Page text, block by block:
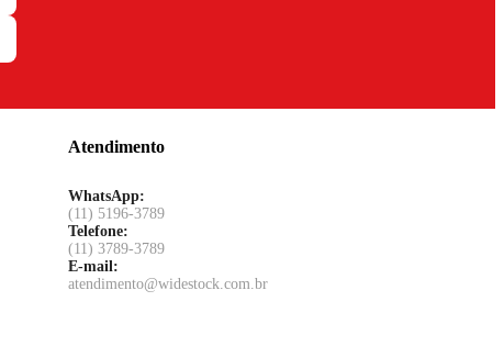
Atendimento
WhatsApp:
(11) 5196-3789
Telefone:
(11) 3789-3789
E-mail:
atendimento@widestock.com.br